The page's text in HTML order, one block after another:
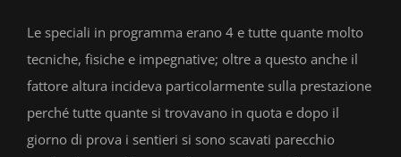
Le speciali in programma erano 4 e tutte quante molto
tecniche, fisiche e impegnative; oltre a questo anche il
fattore altura incideva particolarmente sulla prestazione
perché tutte quante si trovavano in quota e dopo il
giorno di prova i sentieri si sono scavati parecchio